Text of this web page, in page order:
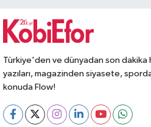
Türkiye'den ve dünyadan son dakika
yazıları, magazinden siyasete,
konuda Flow!